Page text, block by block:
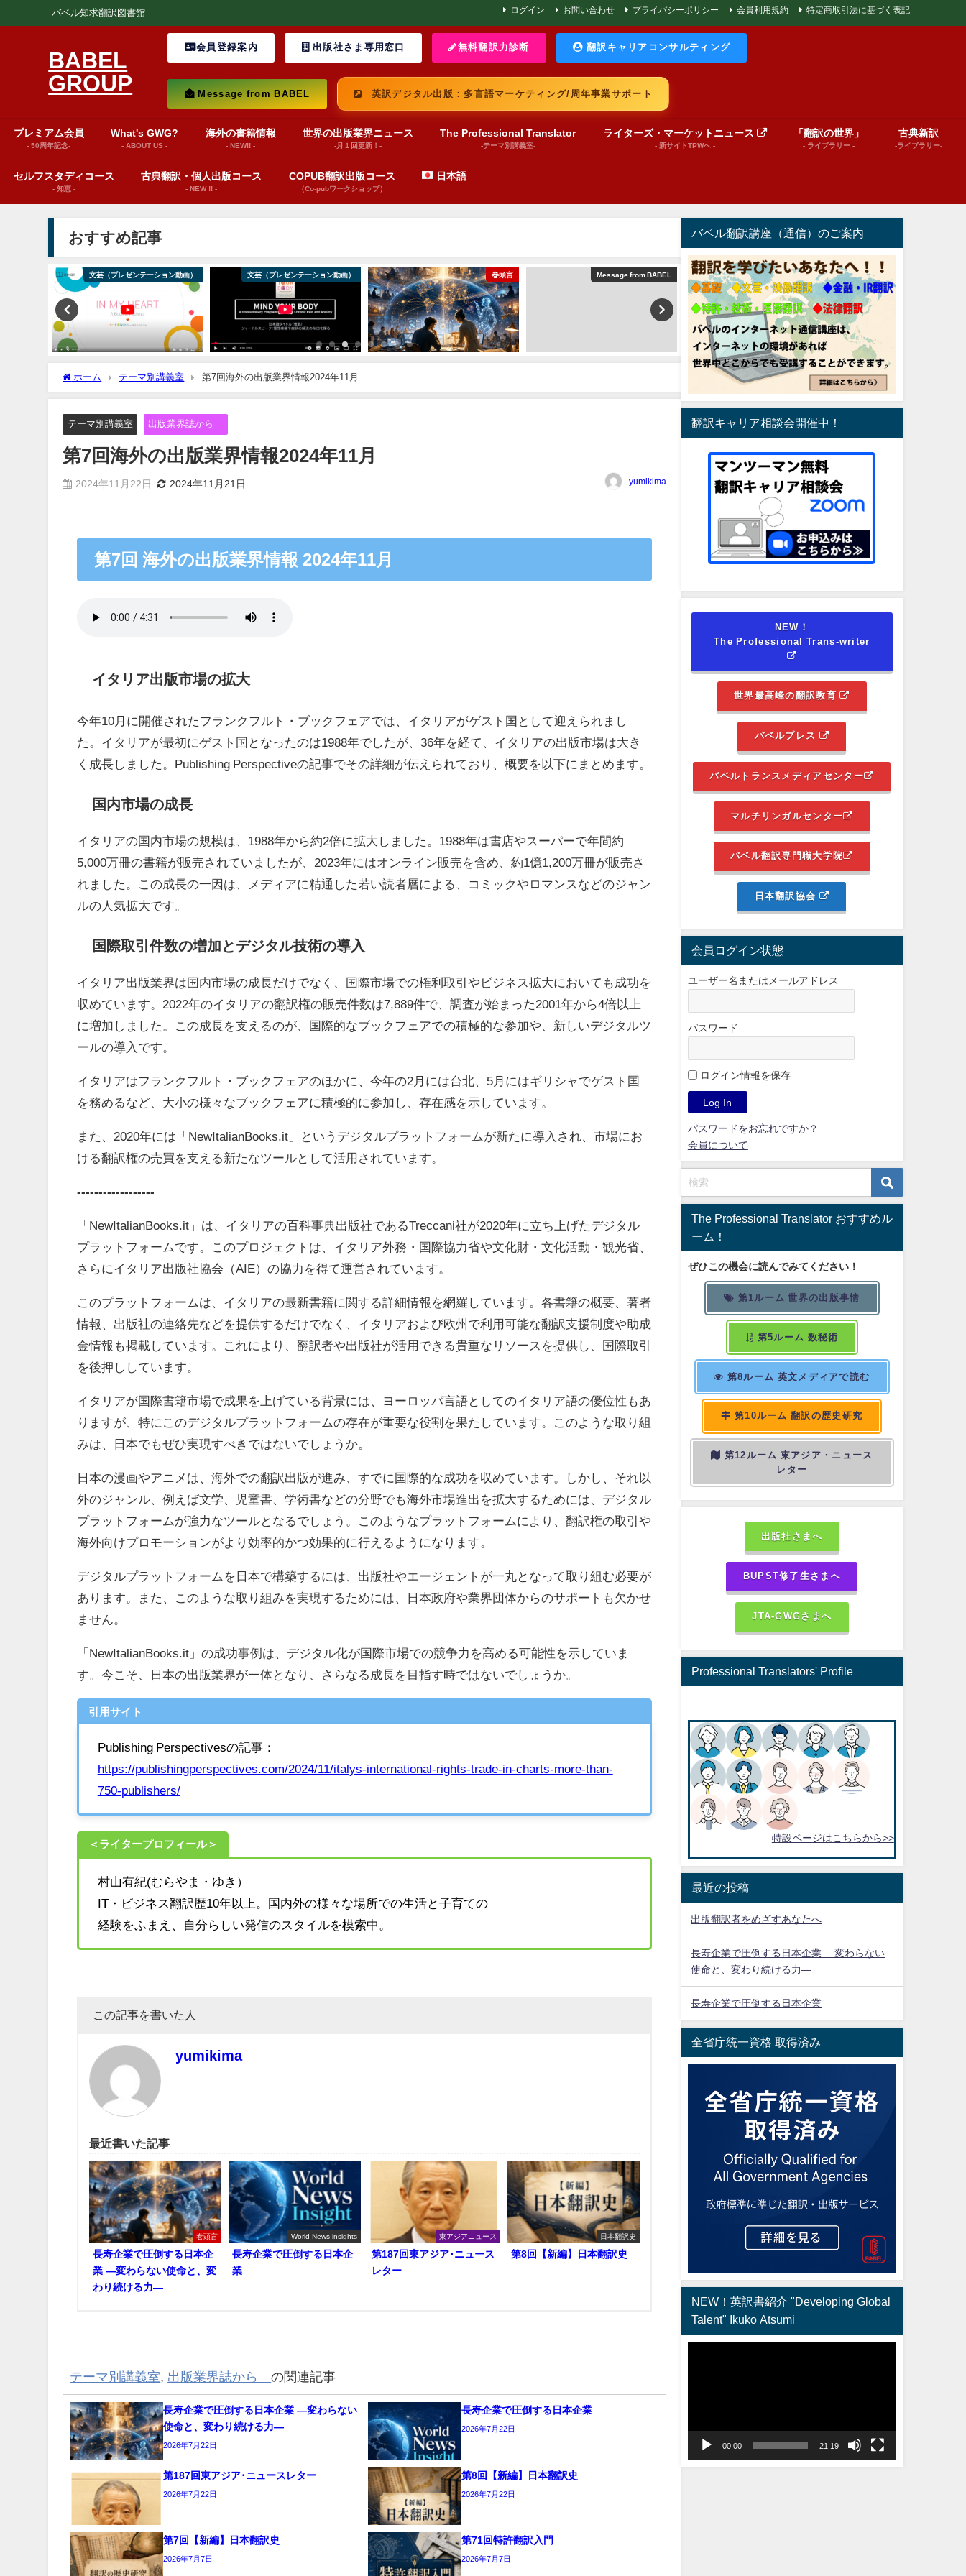
バベル知求翻訳図書館 ログイン お問い合わせ プライバシーポリシー 会員利用規約 特定商取引法に基づく表記
BABEL
GROUP
会員登録案内 出版社さま専用窓口 無料翻訳力診断 翻訳キャリアコンサルティング
Message from BABEL 英訳デジタル出版：多言語マーケティング/周年事業サポート
プレミアム会員
- 50周年記念-
What's GWG?
- ABOUT US -
海外の書籍情報
- NEW!! -
世界の出版業界ニュース
-月１回更新！-
The Professional Translator
-テーマ別講義室-
ライターズ・マーケットニュース
- 新サイトTPWへ -
「翻訳の世界」
- ライブラリー -
古典新訳
-ライブラリー-
セルフスタディコース
- 知恵 -
古典翻訳・個人出版コース
- NEW !! -
COPUB翻訳出版コース
（Co-pubワークショップ）
日本語
おすすめ記事
文芸（プレゼンテーション動画） 文芸（プレゼンテーション動画） 巻頭言 Message from BABEL World News insights 絵本（プレゼンテーショ
ホーム テーマ別講義室 第7回海外の出版業界情報2024年11月
テーマ別講義室 出版業界誌から
第7回海外の出版業界情報2024年11月
2024年11月22日 2024年11月21日 yumikima
第7回 海外の出版業界情報 2024年11月
イタリア出版市場の拡大
今年10月に開催されたフランクフルト・ブックフェアでは、イタリアがゲスト国として迎えられまし
た。イタリアが最初にゲスト国となったのは1988年でしたが、36年を経て、イタリアの出版市場は大き
く成長しました。Publishing Perspectiveの記事でその詳細が伝えられており、概要を以下にまとめます。
国内市場の成長
イタリアの国内市場の規模は、1988年から約2倍に拡大しました。1988年は書店やスーパーで年間約
5,000万冊の書籍が販売されていましたが、2023年にはオンライン販売を含め、約1億1,200万冊が販売さ
れました。この成長の一因は、メディアに精通した若い読者層による、コミックやロマンスなどのジャン
ルの人気拡大です。
国際取引件数の増加とデジタル技術の導入
イタリア出版業界は国内市場の成長だけでなく、国際市場での権利取引やビジネス拡大においても成功を
収めています。2022年のイタリアの翻訳権の販売件数は7,889件で、調査が始まった2001年から4倍以上
に増加しました。この成長を支えるのが、国際的なブックフェアでの積極的な参加や、新しいデジタルツ
ールの導入です。
イタリアはフランクフルト・ブックフェアのほかに、今年の2月には台北、5月にはギリシャでゲスト国
を務めるなど、大小の様々なブックフェアに積極的に参加し、存在感を示しています。
また、2020年には「NewItalianBooks.it」というデジタルプラットフォームが新たに導入され、市場にお
ける翻訳権の売買を支える新たなツールとして活用されています。
------------------
「NewItalianBooks.it」は、イタリアの百科事典出版社であるTreccani社が2020年に立ち上げたデジタル
プラットフォームです。このプロジェクトは、イタリア外務・国際協力省や文化財・文化活動・観光省、
さらにイタリア出版社協会（AIE）の協力を得て運営されています。
このプラットフォームは、イタリアの最新書籍に関する詳細情報を網羅しています。各書籍の概要、著者
情報、出版社の連絡先などを提供するだけでなく、イタリアおよび欧州で利用可能な翻訳支援制度や助成
金情報も掲載しています。これにより、翻訳者や出版社が活用できる貴重なリソースを提供し、国際取引
を後押ししています。
イタリアが国際書籍市場で成果を上げている背景には、ヨーロッパ言語としてのイタリア語の優位性もあ
りますが、特にこのデジタルプラットフォームの存在が重要な役割を果たしています。このような取り組
みは、日本でもぜひ実現すべきではないでしょうか。
日本の漫画やアニメは、海外での翻訳出版が進み、すでに国際的な成功を収めています。しかし、それ以
外のジャンル、例えば文学、児童書、学術書などの分野でも海外市場進出を拡大するためには、デジタル
プラットフォームが強力なツールとなるでしょう。このようなプラットフォームにより、翻訳権の取引や
海外向けプロモーションがより効率的かつ効果的に行えるようになります。
デジタルプラットフォームを日本で構築するには、出版社やエージェントが一丸となって取り組む必要が
あります。また、このような取り組みを実現するためには、日本政府や業界団体からのサポートも欠かせ
ません。
「NewItalianBooks.it」の成功事例は、デジタル化が国際市場での競争力を高める可能性を示していま
す。今こそ、日本の出版業界が一体となり、さらなる成長を目指す時ではないでしょうか。
引用サイト
Publishing Perspectivesの記事：
https://publishingperspectives.com/2024/11/italys-international-rights-trade-in-charts-more-than-
750-publishers/
＜ライタープロフィール＞
村山有紀(むらやま・ゆき）
IT・ビジネス翻訳歴10年以上。国内外の様々な場所での生活と子育ての
経験をふまえ、自分らしい発信のスタイルを模索中。
この記事を書いた人
yumikima
最近書いた記事
巻頭言
長寿企業で圧倒する日本企
業 ―変わらない使命と、変
わり続ける力―
World News insights
長寿企業で圧倒する日本企
業
東アジアニュース
第187回東アジア･ニュース
レター
日本翻訳史
第8回【新編】日本翻訳史
テーマ別講義室, 出版業界誌からの関連記事
長寿企業で圧倒する日本企業 ―変わらない
使命と、変わり続ける力―
2026年7月22日
長寿企業で圧倒する日本企業
2026年7月22日
第187回東アジア･ニュースレター
2026年7月22日
第8回【新編】日本翻訳史
2026年7月22日
第7回【新編】日本翻訳史
2026年7月7日
第71回特許翻訳入門
2026年7月7日
バベル翻訳講座（通信）のご案内
翻訳キャリア相談会開催中！
NEW！
The Professional Trans-writer
世界最高峰の翻訳教育
バベルプレス
バベルトランスメディアセンター
マルチリンガルセンター
バベル翻訳専門職大学院
日本翻訳協会
会員ログイン状態
ユーザー名またはメールアドレス
パスワード
ログイン情報を保存
パスワードをお忘れですか？
会員について
The Professional Translator おすすめル
ーム！
ぜひこの機会に読んでみてください！
第1ルーム 世界の出版事情
第5ルーム 数秘術
第8ルーム 英文メディアで読む
第10ルーム 翻訳の歴史研究
第12ルーム 東アジア・ニュース
レター
出版社さまへ
BUPST修了生さまへ
JTA-GWGさまへ
Professional Translators' Profile
特設ページはこちらから>>
最近の投稿
出版翻訳者をめざすあなたへ
長寿企業で圧倒する日本企業 ―変わらない
使命と、変わり続ける力―
長寿企業で圧倒する日本企業
全省庁統一資格 取得済み
NEW！英訳書紹介 "Developing Global
Talent" Ikuko Atsumi
ー
00:00 21:19